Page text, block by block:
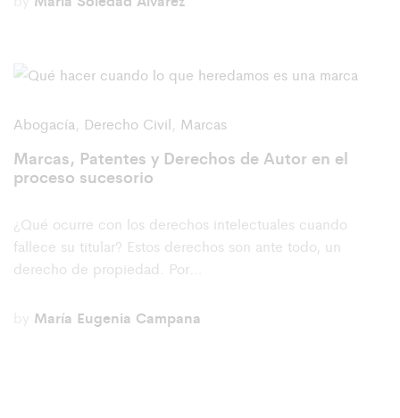
Abogacía, Derecho Civil, Marcas
Marcas, Patentes y Derechos de Autor en el
proceso sucesorio
¿Qué ocurre con los derechos intelectuales cuando
fallece su titular? Estos derechos son ante todo, un
derecho de propiedad. Por…
María Eugenia Campana